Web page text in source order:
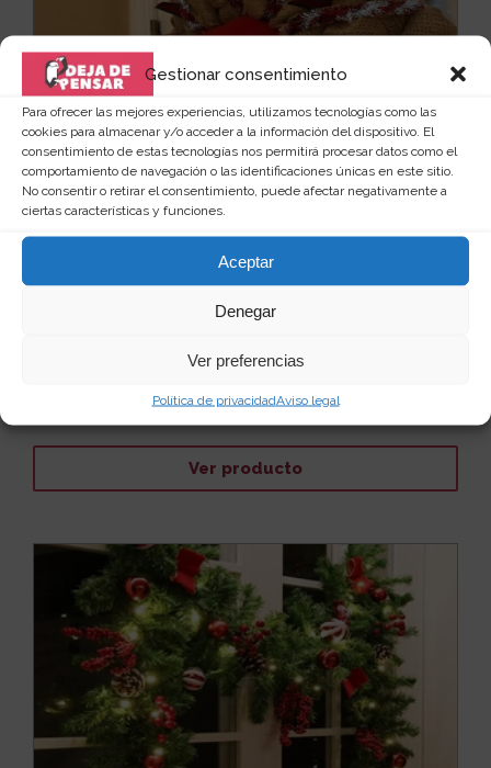
Gestionar consentimiento
Para ofrecer las mejores experiencias, utilizamos tecnologías como las
cookies para almacenar y/o acceder a la información del dispositivo. El
consentimiento de estas tecnologías nos permitirá procesar datos como el
comportamiento de navegación o las identificaciones únicas en este sitio.
No consentir o retirar el consentimiento, puede afectar negativamente a
ciertas características y funciones.
Aceptar
Denegar
Ver preferencias
Política de privacidadAviso legal
Corona de Grinch ladrón de la Navidad
El Grinch está intentando entrar en tu casa, y lo
intenta por todos los lados y de todos los modos p...
Ver producto